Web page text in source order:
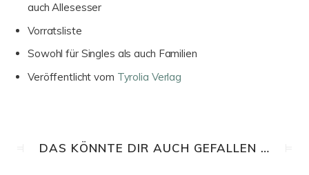
auch Allesesser
Vorratsliste
Sowohl für Singles als auch Familien
Veröffentlicht vom Tyrolia Verlag
DAS KÖNNTE DIR AUCH GEFALLEN …